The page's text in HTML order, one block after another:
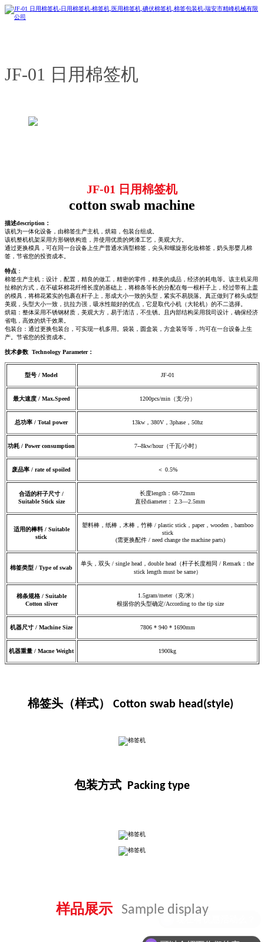
JF-01 日用棉签机
JF-01 日用棉签机
cotton swab machine
描述description：
该机为一体化设备，由棉签生产主机，烘箱，包装台组成。
该机整机机架采用方形钢铁构造，并使用优质的烤漆工艺，美观大方。
通过更换模具，可在同一台设备上生产普通水滴型棉签，尖头和螺旋形化妆棉签，奶头形婴儿棉
签，节省您的投资成本。
特点 ：
棉签生产主机：设计，配置，精良的做工，精密的零件，精美的成品，经济的耗电等。该主机采用
扯棉的方式，在不破坏棉花纤维长度的基础上，将棉条等长的分配在每一根杆子上，经过带有上盖
的模具，将棉花紧实的包裹在杆子上，形成大小一致的头型，紧实不易脱落。真正做到了棉头成型
美观，头型大小一致，抗拉力强，吸水性能好的优点，它是取代小机（大轮机）的不二选择。
烘箱：整体采用不锈钢材质，美观大方，易于清洁，不生锈。且内部结构采用我司设计，确保经济
省电，高效的烘干效果。
包装台：通过更换包装台，可实现一机多用。袋装，圆盒装，方盒装等等，均可在一台设备上生
产。节省您的投资成本。
技术参数 Technology Parameter：
型号 / Model JF-01
最大速度/ Max.Speed 1200pcs/min（支/分）
总功率 / Total power 13kw，380V，3phase，50hz
功耗 / Power consumption 7--8kw/hour（千瓦/小时）
废品率 / rate of spoiled ＜ 0.5%
合适的杆子尺寸 /
Suitable Stick size
长度length：68-72mm
直径diameter： 2.3—2.5mm
适用的棒料/ Suitable
stick
塑料棒，纸棒，木棒，竹棒 / plastic stick，paper，wooden，bamboo
stick
(需更换配件 / need change the machine parts)
棉签类型 / Type of swab
单头，双头 / single head，double head（杆子长度相同 / Remark：the
stick length must be same）
棉条规格/ Suitable
Cotton sliver
1.5gram/meter（克/米）
根据你的头型确定/According to the tip size
机器尺寸 / MachineSize 7806 * 940 * 1690mm
机器重量 / MacneWeight 1900kg
棉签头（样式） Cotton swab head(style)
包装方式 Packing type
样品展示 Sample display